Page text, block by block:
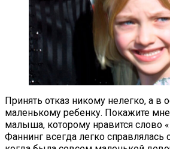
Принять отказ никому нелегко, а в
маленькому ребенку. Покажите мне
малыша, которому нравится слово
Фаннинг всегда легко справлялась